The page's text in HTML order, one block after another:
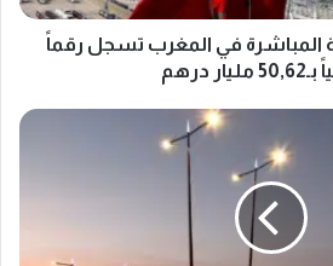
المباشرة في المغرب تسجل رقماً
درهم